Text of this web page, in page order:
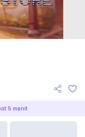
5 menit